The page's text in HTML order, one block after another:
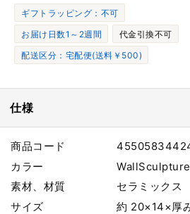
ギフトラッピング：不可
お届け日数1～2週間
代金引換不可
配送区分：宅配便(送料￥500)
仕様
商品コード
カラー
素材、材質
セラミックス
サイズ
約 20×14×厚